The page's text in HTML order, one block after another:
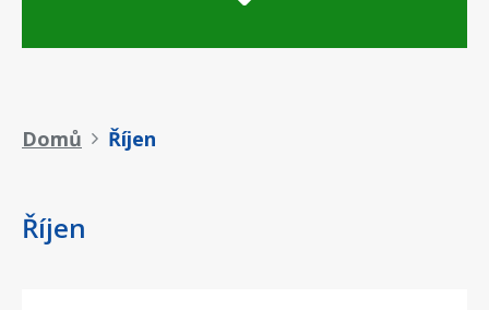
Drobečková
Domů Říjen
Říjen